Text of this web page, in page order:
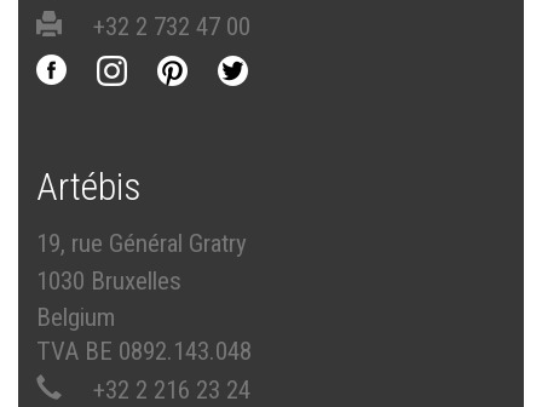
+32 2 732 47 00
Artébis
19, rue Général Gratry
1030 Bruxelles
Belgium
TVA BE 0892.143.048
+32 2 216 23 24